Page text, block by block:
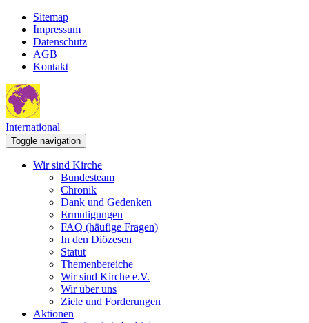
Sitemap
Impressum
Datenschutz
AGB
Kontakt
International
Toggle navigation
Wir sind Kirche
Bundesteam
Chronik
Dank und Gedenken
Ermutigungen
FAQ (häufige Fragen)
In den Diözesen
Statut
Themenbereiche
Wir sind Kirche e.V.
Wir über uns
Ziele und Forderungen
Aktionen